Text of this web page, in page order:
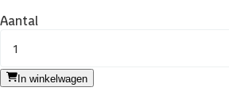
Aantal
1
In winkelwagen